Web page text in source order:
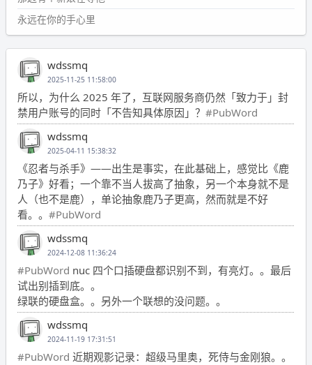
永远在你的手心里
wdssmq
2025-11-25 11:58:00
所以，为什么 2025 年了，互联网服务商仍然「致力于」封
禁用户账号的同时「不告知具体原因」？ #PubWord
wdssmq
2025-04-11 15:38:32
《忍者与杀手》——出生是事实，在此基础上，感觉比《鹿
乃子》好看；一个靠不当人拔高了抽象，另一个本身就不是
人（也不是鹿），单论抽象鹿乃子更高，然而就是不好
看。。 #PubWord
wdssmq
2024-12-08 11:36:24
#PubWord nuc 四个口插硬盘都识别不到，有亮灯。。最后
试出别插到底。。
绿联的硬盘盒。。另外一个联想的没问题。。
wdssmq
2024-11-19 17:31:51
#PubWord 近期观影记录：超级马里奥，死侍与金刚狼。。